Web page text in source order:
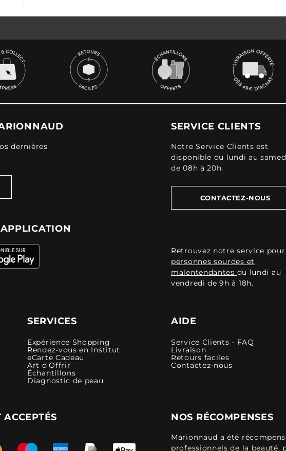
dernières
SERVICE CLIENTS
Notre Service Clients est
disponible du lundi au
de 08h à 20h.
CONTACTEZ-NOUS
Retrouvez notre service
personnes sourdes et
malentendantes du lundi au
vendredi de 9h à 18h.
SERVICES
Expérience Shopping
Rendez-vous en Institut
eCarte Cadeau
Art d'Offrir
Échantillons
Diagnostic de peau
AIDE
Service Clients - FAQ
Livraison
Retours faciles
Contactez-nous
NOS RÉCOMPENSES
Marionnaud a été
professionnels de la beauté,